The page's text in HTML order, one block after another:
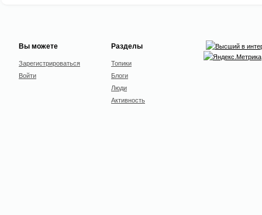
Вы можете
Зарегистрироваться
Войти
Разделы
Топики
Блоги
Люди
Активность